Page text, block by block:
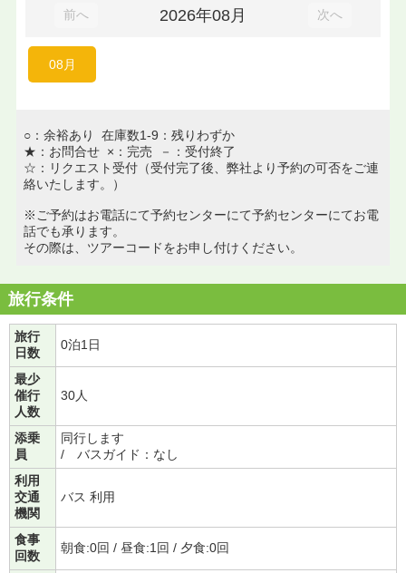
前へ 2026年08月 次へ
08月
○：余裕あり 在庫数1-9：残りわずか
★：お問合せ ×：完売 －：受付終了
☆：リクエスト受付（受付完了後、弊社より予約の可否をご連
絡いたします。）
※ご予約はお電話にて予約センターにて予約センターにてお電
話でも承ります。
その際は、ツアーコードをお申し付けください。
旅行条件
旅行
日数
0泊1日
最少
催行
人数
30人
添乗
員
同行します
/ バスガイド：なし
利用
交通
機関
バス 利用
食事
回数
朝食:0回 / 昼食:1回 / 夕食:0回